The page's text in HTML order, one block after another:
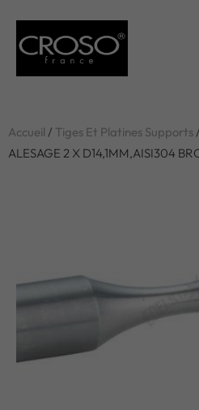
Accueil / Tiges Et Platines Supports
ALESAGE 2 X D14,1MM,AISI304